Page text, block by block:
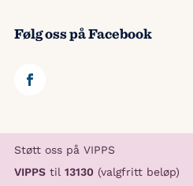
Følg oss på Facebook
Støtt oss på VIPPS
VIPPS til 13130 (valgfritt beløp)